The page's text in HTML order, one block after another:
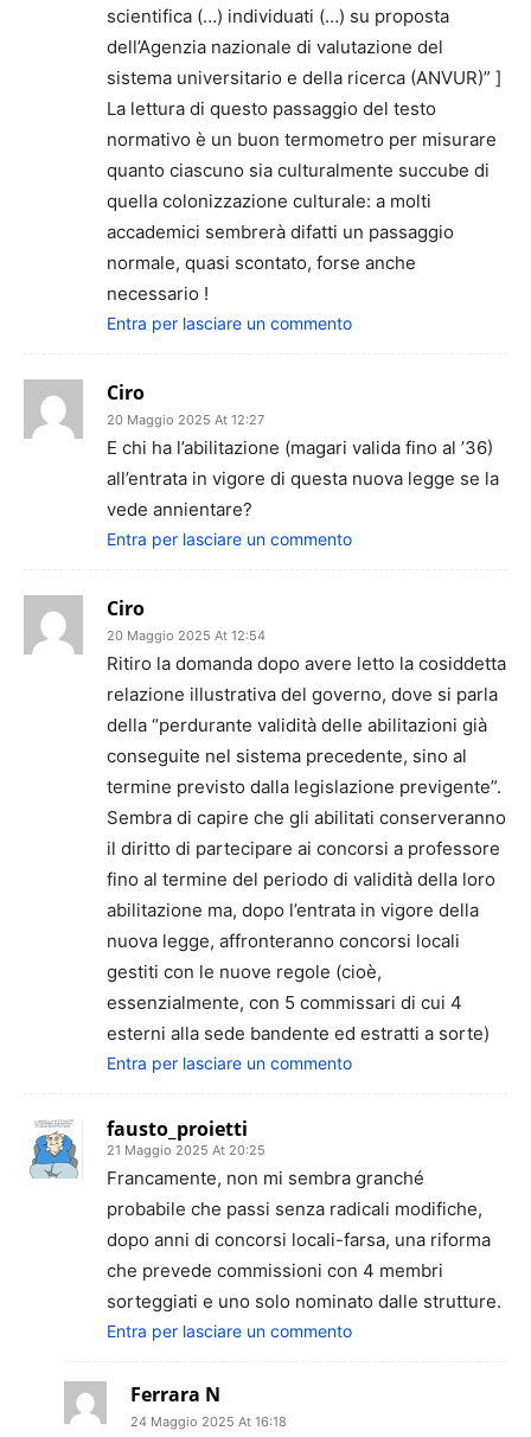
scientifica (…) individuati (…) su proposta
dell’Agenzia nazionale di valutazione del
sistema universitario e della ricerca (ANVUR)” ]
La lettura di questo passaggio del testo
normativo è un buon termometro per misurare
quanto ciascuno sia culturalmente succube di
quella colonizzazione culturale: a molti
accademici sembrerà difatti un passaggio
normale, quasi scontato, forse anche
necessario !
Entra per lasciare un commento
Ciro
20 Maggio 2025 At 12:27
E chi ha l’abilitazione (magari valida fino al ’36)
all’entrata in vigore di questa nuova legge se la
vede annientare?
Entra per lasciare un commento
Ciro
20 Maggio 2025 At 12:54
Ritiro la domanda dopo avere letto la cosiddetta
relazione illustrativa del governo, dove si parla
della “perdurante validità delle abilitazioni già
conseguite nel sistema precedente, sino al
termine previsto dalla legislazione previgente”.
Sembra di capire che gli abilitati conserveranno
il diritto di partecipare ai concorsi a professore
fino al termine del periodo di validità della loro
abilitazione ma, dopo l’entrata in vigore della
nuova legge, affronteranno concorsi locali
gestiti con le nuove regole (cioè,
essenzialmente, con 5 commissari di cui 4
esterni alla sede bandente ed estratti a sorte)
Entra per lasciare un commento
fausto_proietti
21 Maggio 2025 At 20:25
Francamente, non mi sembra granché
probabile che passi senza radicali modifiche,
dopo anni di concorsi locali-farsa, una riforma
che prevede commissioni con 4 membri
sorteggiati e uno solo nominato dalle strutture.
Entra per lasciare un commento
Ferrara N
24 Maggio 2025 At 16:18